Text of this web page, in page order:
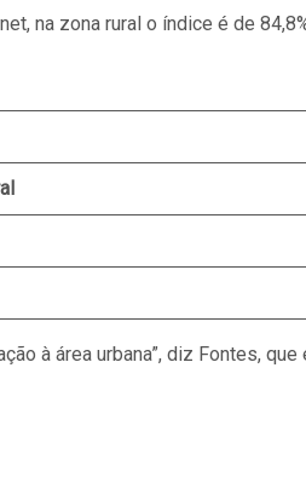
na zona rural o índice é de
à área urbana”, diz Fontes, que